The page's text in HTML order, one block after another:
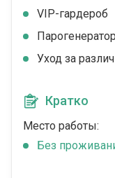
VIP-гардероб
Парогенератор
Уход за
Кратко
Место работы:
Без